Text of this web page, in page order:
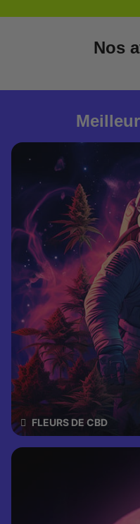
Nos
FLEURS DE CBD